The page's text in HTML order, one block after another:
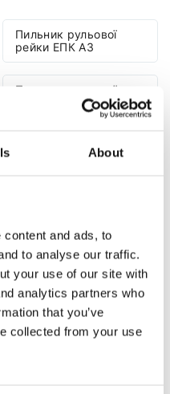
About
and ads, to
to analyse our traffic.
your use of our site with
analytics partners who
that you’ve
collected from your use
Пильник рульової
рейки ЕПК A3
Пильник рульової
рейки ЕПК A5
Пильник рульової
рейки ЕПК A7
Пильник рульової
рейки ЕПК Q3
Пильник рульової
рейки ЕПК Q7